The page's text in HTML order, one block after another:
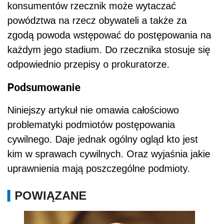
konsumentów rzecznik może wytaczać
powództwa na rzecz obywateli a także za
zgodą powoda wstępować do postępowania na
każdym jego stadium. Do rzecznika stosuje się
odpowiednio przepisy o prokuratorze.
Podsumowanie
Niniejszy artykuł nie omawia całościowo
problematyki podmiotów postępowania
cywilnego. Daje jednak ogólny ogląd kto jest
kim w sprawach cywilnych. Oraz wyjaśnia jakie
uprawnienia mają poszczególne podmioty.
POWIĄZANE